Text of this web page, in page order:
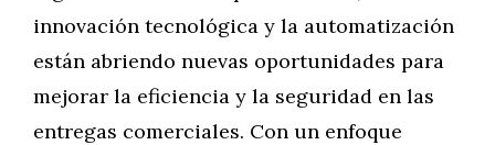
innovación tecnológica y la automatización
están abriendo nuevas oportunidades para
mejorar la eficiencia y la seguridad en las
entregas comerciales. Con un enfoque